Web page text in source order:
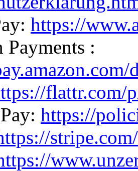
https://
Payments :
flattr.com/
https://